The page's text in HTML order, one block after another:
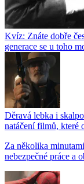
Kvíz: Znáte dobře
generace se u toho
Děravá lebka i
natáčení filmů, které
Za několika
nebezpečné práce a